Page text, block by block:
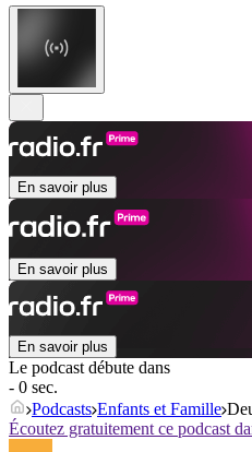
En savoir plus
En savoir plus
En savoir plus
Le podcast débute dans
- 0 sec.
Podcasts Enfants et Famille
Écoutez gratuitement ce podcast